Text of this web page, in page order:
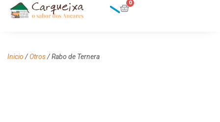
0
Inicio / Otros/ Rabo de Ternera